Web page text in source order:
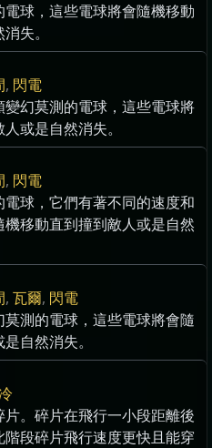
球，這些電球將會隨機移動
失。
, 閃電
幻莫測的電球，這些電球將
或是自然消失。
, 閃電
球，它們有著不同的速度和
移動直到撞到敵人或是自然
, 瓦爾, 閃電
測的電球，這些電球將會隨
自然消失。
。碎片在飛行一小段距離後
段碎片飛行速度更快且能穿